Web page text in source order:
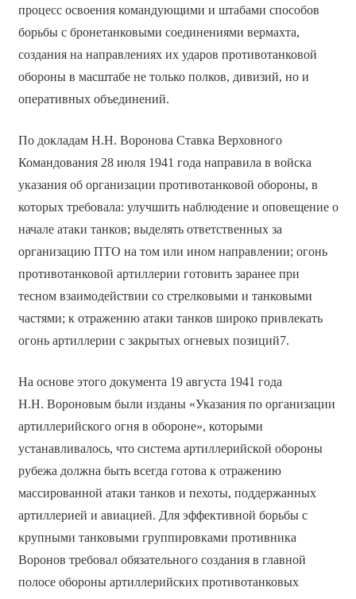
процесс освоения командующими и штабами способов
борьбы с бронетанковыми соединениями вермахта,
создания на направлениях их ударов противотанковой
обороны в масштабе не только полков, дивизий, но и
оперативных объединений.
По докладам Н.Н. Воронова Ставка Верховного
Командования 28 июля 1941 года направила в войска
указания об организации противотанковой обороны, в
которых требовала: улучшить наблюдение и оповещение о
начале атаки танков; выделять ответственных за
организацию ПТО на том или ином направлении; огонь
противотанковой артиллерии готовить заранее при
тесном взаимодействии со стрелковыми и танковыми
частями; к отражению атаки танков широко привлекать
огонь артиллерии с закрытых огневых позиций7.
На основе этого документа 19 августа 1941 года
Н.Н. Вороновым были изданы «Указания по организации
артиллерийского огня в обороне», которыми
устанавливалось, что система артиллерийской обороны
рубежа должна быть всегда готова к отражению
массированной атаки танков и пехоты, поддержанных
артиллерией и авиацией. Для эффективной борьбы с
крупными танковыми группировками противника
Воронов требовал обязательного создания в главной
полосе обороны артиллерийских противотанковых